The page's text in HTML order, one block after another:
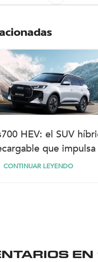
HEV: el SUV
que impulsa
movilidad eficiente
CONTINUAR LEYENDO
EN